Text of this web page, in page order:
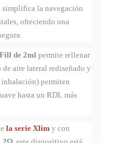
la navegación
ofreciendo una
de 2ml permite rellenar
aire lateral rediseñado y
permiten
hasta un RDL más
la serie Xlim y con